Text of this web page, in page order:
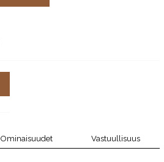
Ominaisuudet Vastuullisuus